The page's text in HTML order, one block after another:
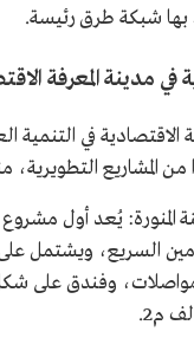
بها شبكة طرق رئيسة.
في مدينة المعرفة
في التنمية
المشاريع التطويرية،
المنورة: يُعد أول
السريع، ويشتمل على
وفندق على